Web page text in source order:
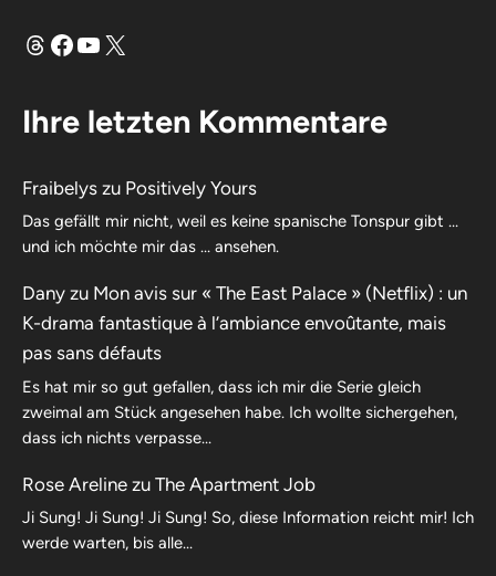
Fäden
Facebook
YouTube
X
Ihre letzten Kommentare
Fraibelys zu Positively Yours
Das gefällt mir nicht, weil es keine spanische Tonspur gibt …
und ich möchte mir das … ansehen.
Dany zu Mon avis sur « The East Palace » (Netflix) : un
K-drama fantastique à l’ambiance envoûtante, mais
pas sans défauts
Es hat mir so gut gefallen, dass ich mir die Serie gleich
zweimal am Stück angesehen habe. Ich wollte sichergehen,
dass ich nichts verpasse…
Rose Areline zu The Apartment Job
Ji Sung! Ji Sung! Ji Sung! So, diese Information reicht mir! Ich
werde warten, bis alle…